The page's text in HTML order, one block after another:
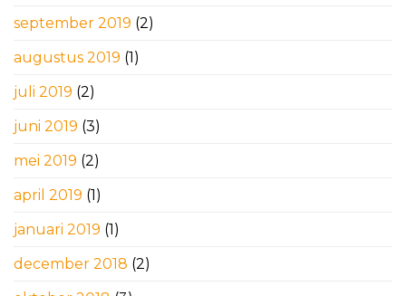
september 2019 (2)
augustus 2019 (1)
juli 2019 (2)
juni 2019 (3)
mei 2019 (2)
april 2019 (1)
januari 2019 (1)
december 2018 (2)